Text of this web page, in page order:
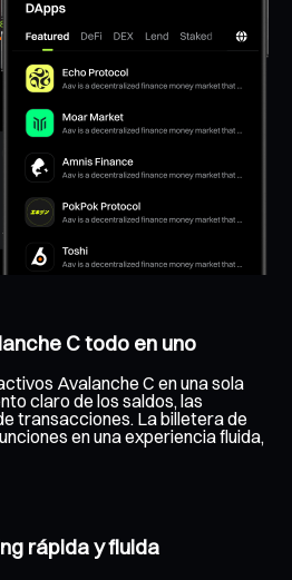
C todo en uno
Avalanche C en una sola
claro de los saldos, las
transacciones. La billetera de
en una experiencia fluida,
rápida y fluida